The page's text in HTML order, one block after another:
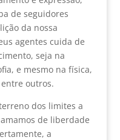
de seguidores
da nossa
agentes cuida de
seja na
e mesmo na física,
outros.
dos limites a
de liberdade
a